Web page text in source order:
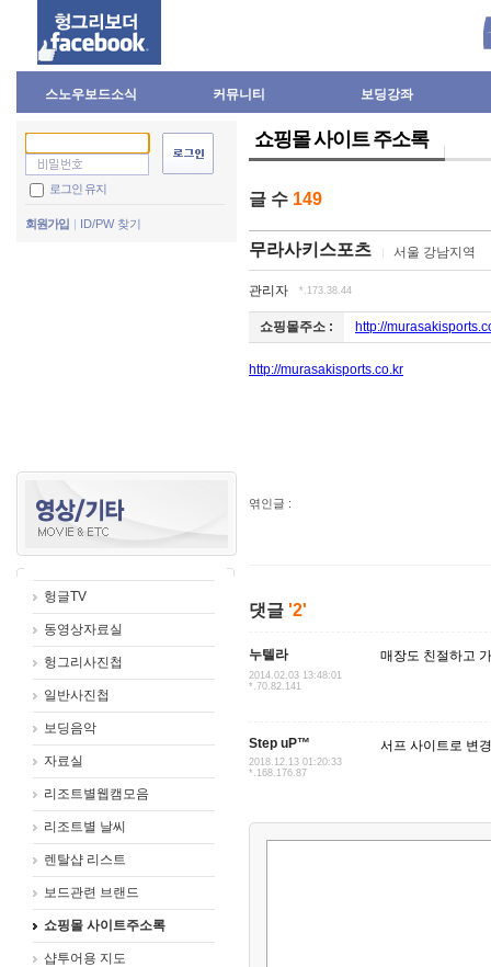
스노우보드소식 커뮤니티 보딩강좌
로그인 유지
회원가입 ID/PW 찾기
헝글TV
동영상자료실
헝그리사진첩
일반사진첩
보딩음악
자료실
리조트별웹캠모음
리조트별 날씨
렌탈샵 리스트
보드관련 브랜드
쇼핑몰 사이트주소록
샵투어용 지도
쇼핑몰 사이트 주소록
글 수 149
무라사키스포츠 서울 강남지역
관리자 *.173.38.44
쇼핑몰주소 : http://
http://murasakisports.co.kr
엮인글 :
댓글 '2'
누텔라
2014.02.03 13:48:01
*.70.82.141
매장도 친절하고
Step uP™
2018.12.13 01:20:33
*.168.176.87
서프 사이트로 변